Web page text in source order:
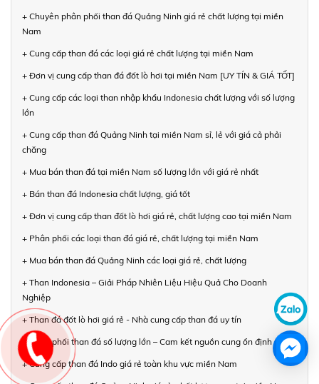
+ Chuyên phân phối than đá Quảng Ninh giá rẻ chất lượng tại miền
Nam
+ Cung cấp than đá các loại giá rẻ chất lượng tại miền Nam
+ Đơn vị cung cấp than đá đốt lò hơi tại miền Nam [UY TÍN & GIÁ TỐT]
+ Cung cấp các loại than nhập khẩu Indonesia chất lượng với số lượng
lớn
+ Cung cấp than đá Quảng Ninh tại miền Nam sỉ, lẻ với giá cả phải
chăng
+ Mua bán than đá tại miền Nam số lượng lớn với giá rẻ nhất
+ Bán than đá Indonesia chất lượng, giá tốt
+ Đơn vị cung cấp than đốt lò hơi giá rẻ, chất lượng cao tại miền Nam
+ Phân phối các loại than đá giá rẻ, chất lượng tại miền Nam
+ Mua bán than đá Quảng Ninh các loại giá rẻ, chất lượng
+ Than Indonesia – Giải Pháp Nhiên Liệu Hiệu Quả Cho Doanh
Nghiệp
+ Than đá đốt lò hơi giá rẻ - Nhà cung cấp than đá uy tín
+ Phân phối than đá số lượng lớn – Cam kết nguồn cung ổn định
+ Cung cấp than đá Indo giá rẻ toàn khu vực miền Nam